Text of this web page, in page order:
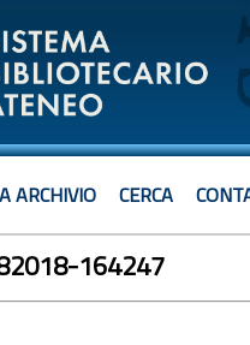
ARCHIVIO CERCA
164247